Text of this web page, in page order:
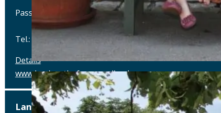
Passauer Straße 16, 94161 Ruderting
Tel.: Tel.: 08509-1224
Details
www.landgasthofzummueller.de
Landgasthof zum Müller